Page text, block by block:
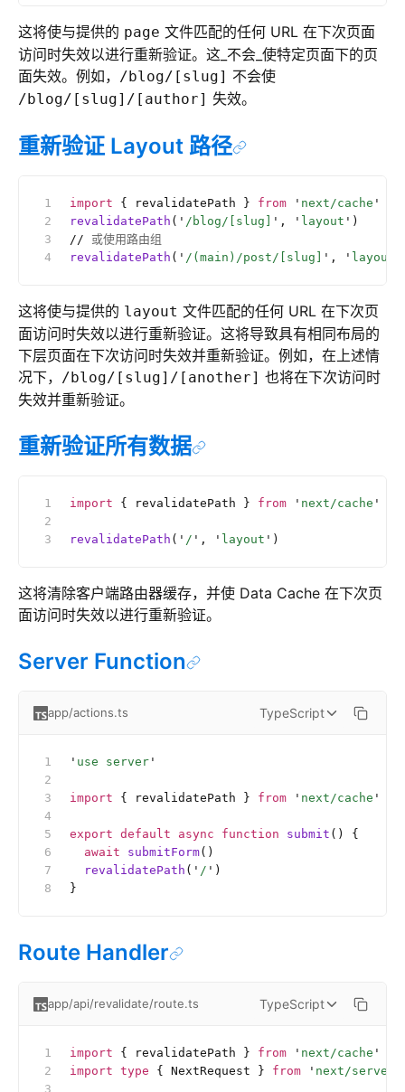
这将使与提供的 page 文件匹配的任何 URL 在下次页面
访问时失效以进行重新验证。这_不会_使特定页面下的页
面失效。例如， /blog/[slug] 不会使
/blog/[slug]/[author] 失效。
重新验证 Layout 路径
import { revalidatePath } from ' next/cache '
revalidatePath ( ' /blog/[slug] ' , ' layout ' )
// 或使用路由组
revalidatePath ( ' /(main)/post/[slug] ' , ' layout
这将使与提供的 layout 文件匹配的任何 URL 在下次页
面访问时失效以进行重新验证。这将导致具有相同布局的
下层页面在下次访问时失效并重新验证。例如，在上述情
况下， /blog/[slug]/[another] 也将在下次访问时
失效并重新验证。
重新验证所有数据
import { revalidatePath } from ' next/cache '
revalidatePath ( ' / ' , ' layout ' )
这将清除客户端路由器缓存，并使 Data Cache 在下次页
面访问时失效以进行重新验证。
Server Function
app/actions.ts TypeScript
' use server '
import { revalidatePath } from ' next/cache '
export default async function submit () {
  await
submitForm()
  revalidatePath
( ' / ' )
}
Route Handler
app/api/revalidate/route.ts TypeScript
import { revalidatePath } from ' next/cache '
import type { NextRequest } from ' next/server